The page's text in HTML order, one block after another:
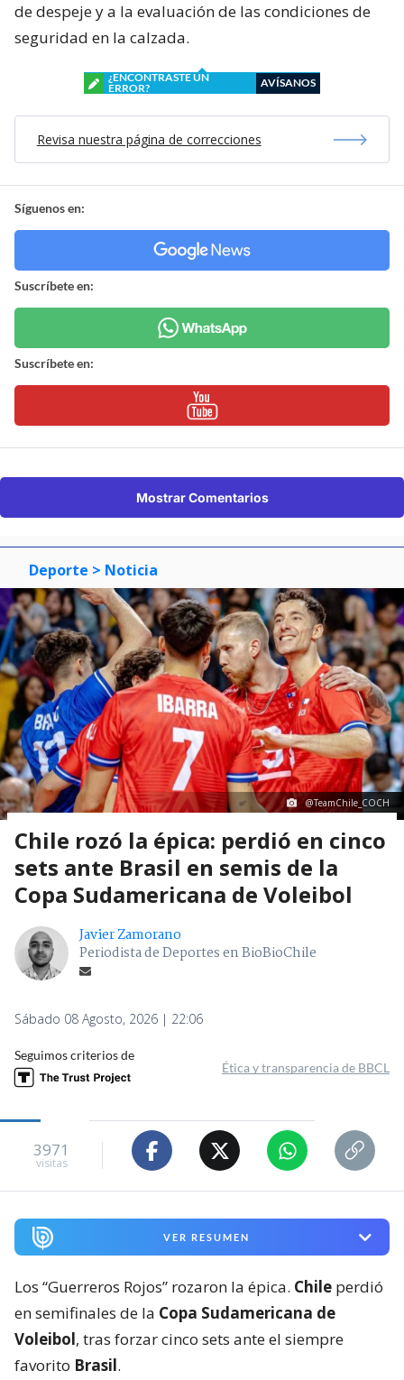
de despeje y a la evaluación de las condiciones de
seguridad en la calzada.
¿ENCONTRASTE UN
ERROR?
AVÍSANOS
Revisa nuestra página de correcciones
Síguenos en:
Suscríbete en:
Suscríbete en:
Mostrar Comentarios
Deporte > Noticia
@TeamChile_COCH
Chile rozó la épica: perdió en cinco
sets ante Brasil en semis de la
Copa Sudamericana de Voleibol
Javier Zamorano
Periodista de Deportes en BioBioChile
Sábado 08 Agosto, 2026 | 22:06
Seguimos criterios de
Ética y transparencia de BBCL
3971
visitas
VER RESUMEN
Los “Guerreros Rojos” rozaron la épica. Chile perdió
en semifinales de la Copa Sudamericana de
Voleibol, tras forzar cinco sets ante el siempre
favorito Brasil.